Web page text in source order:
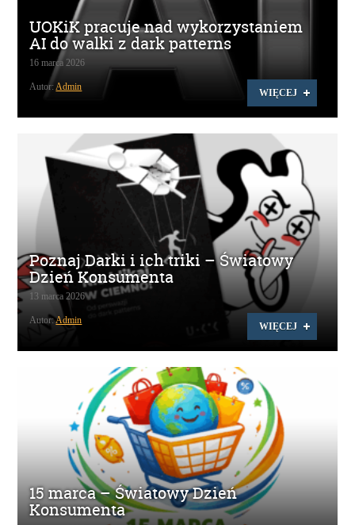
UOKiK pracuje nad wykorzystaniem
AI do walki z dark patterns
16 marca 2026
WIĘCEJ
Autor: Admin
Poznaj Darki i ich triki – Światowy
Dzień Konsumenta
13 marca 2026
WIĘCEJ
Autor:Admin
15 marca – Światowy Dzień
Konsumenta